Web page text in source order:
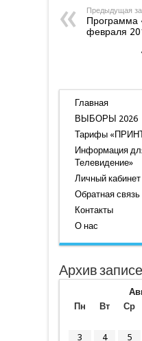
Предыдущая
Программа
февраля
Главная
ВЫБОРЫ 2026
Тарифы
Информация
Телевидение»
Личный кабинет
Обратная связь
Контакты
О нас
Архив
Пн
Вт Ср
3
4 5